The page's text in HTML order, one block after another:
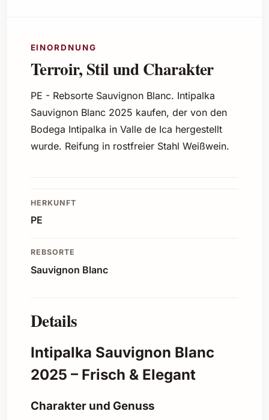
EINORDNUNG
Terroir, Stil und Charakter
PE - Rebsorte Sauvignon Blanc. Intipalka
Sauvignon Blanc 2025 kaufen, der von den
Bodega Intipalka in Valle de Ica hergestellt
wurde. Reifung in rostfreier Stahl Weißwein.
HERKUNFT
PE
REBSORTE
Sauvignon Blanc
Details
Intipalka Sauvignon Blanc
2025 – Frisch & Elegant
Charakter und Genuss